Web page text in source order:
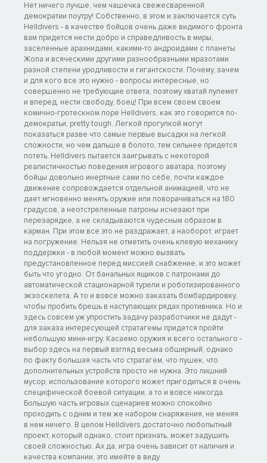
Нет ничего лучше, чем чашечка свежесваренной
демократии поутру! Собственно, в этом и заключается суть
Helldivers - в качестве бойцов очень даже видимого фронта
вам придется нести добро и справедливость в миры,
заселенные арахнидами, какими-то андроидами с планеты
Жoпа и всяческими другими разнообразными мразoтами
разной степени уродливости и гигантскости. Почему, зачем
и для кого все это нужно - вопросы интересные, но
совершенно не требующие ответа, поэтому хватай пулемет
и вперед, нести свободу, боец! При всем своем своем
комично-гротескном лоре Helldivers, как это говорится по-
демократьи, pretty tough. Легкой прогулкой могут
показаться разве что самые первые высадки на легкой
сложности, но чем дальше в болото, тем сильнее придется
потеть. Helldivers пытается заигрывать с некоторой
реалистичностью поведения игрового аватара, поэтому
бойцы довольно инертные сами по себе, почти каждое
движение сопровождается отдельной анимацией, что не
дает мгновенно менять оружие или поворачиваться на 180
градусов, а неотстреленные патроны исчезают при
перезарядке, а не складываются чудесным образом в
карман. При этом все это не раздражает, а наоборот, играет
на погружение. Нельзя не отметить очень клевую механику
поддержки - в любой момент можно вызвать
предустановленное перед миссией снабжение, и это может
быть что угодно. От банальных ящиков с патронами до
автоматической стационарной турели и роботизированного
экзоскелета. А то и вовсе можно заказать бомбардировку,
чтобы пробить брешь в наступающих рядах противника. Но и
здесь совсем уж упростить задачу разработчики не дадут -
для заказа интересующей стратагемы придется пройти
небольшую мини-игру. Касаемо оружия и всего остального -
выбор здесь на первый взгляд весьма обширный, однако
по факту большая часть что стратагем, что пушек, что
дополнительных устройств просто не нужна. Это лишний
мусор, использование которого может пригодиться в очень
специфической боевой ситуации, а то и вовсе никогда.
Большую часть игровых сценариев можно спокойно
проходить с одним и тем же набором снаряжения, не меняя
в нем ничего. В целом Helldivers достаточно любопытный
проект, который однако, стоит признать, может задушить
своей сложностью. Ах да, игра очень зависит от наличия и
качества компании, это имейте в виду.